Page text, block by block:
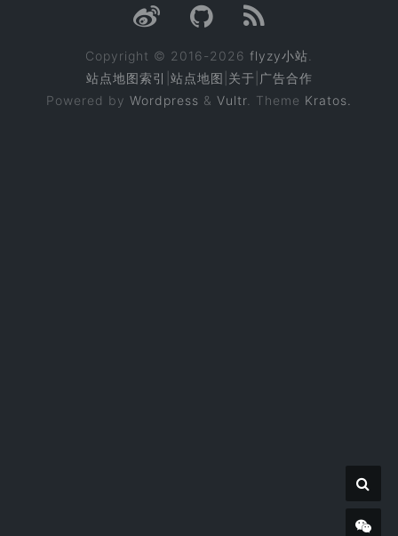
Copyright © 2016-2026 flyzy小站
站点地图索引 站点地图 关于 广告合作
Powered by Wordpress & Vultr . Theme Kratos.